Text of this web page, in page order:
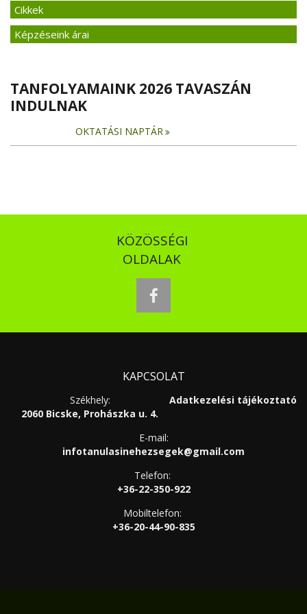
Cikkek
Képzéseink árai
TANFOLYAMAINK 2026 TAVASZÁN
INDULNAK
OKTATÁSI NAPTÁR
KÖZÖSSÉGI
OLDALAK
facebook
KAPCSOLAT
Adatkezelési tájékoztató
Székhely:
2060 Bicske, Prohászka u. 4.
E-mail:
infotanulasinehezsegek@gmail.com
Telefon:
+36-22-350-922
Mobiltelefon:
+36-20-44-90-835